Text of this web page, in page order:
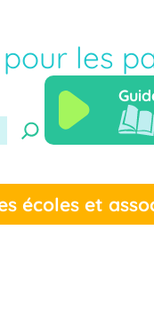
les
écoles et